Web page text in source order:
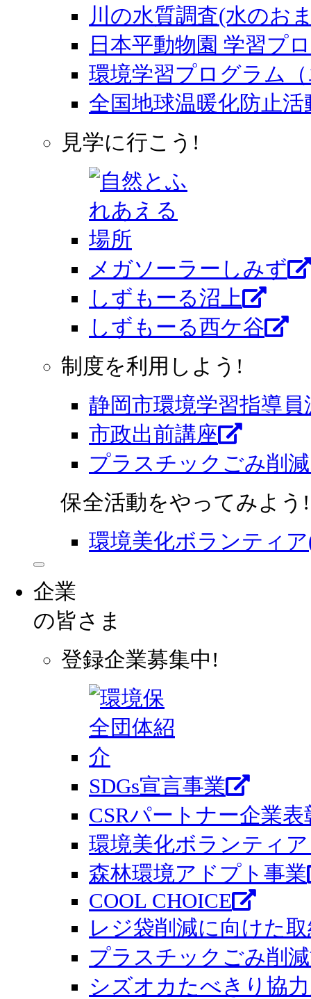
川の水質調査(水のお
日本平動物園 学習プ
環境学習プログラム
全国地球温暖化防止
見学に行こう!
メガソーラーしみず
しずもーる沼上
しずもーる⻄ケ谷
制度を利用しよう!
静岡市環境学習指導員
市政出前講座
プラスチックごみ削
保全活動をやってみよう!
環境美化ボランティ
企業
の皆さま
登録企業募集中!
SDGs宣言事業
CSRパートナー企業表
環境美化ボランティ
森林環境アドプト事業
COOL CHOICE
レジ袋削減に向けた
プラスチックごみ削
シズオカたべきり協